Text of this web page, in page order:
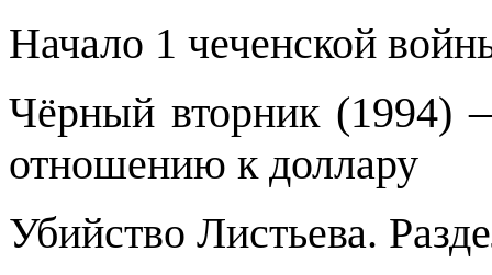
Начало 1 чеченской
Чёрный вторник (1994)
отношению к доллару
Убийство Листьева.